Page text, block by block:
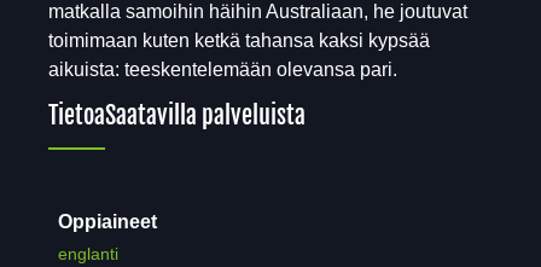
matkalla samoihin häihin Australiaan, he joutuvat
toimimaan kuten ketkä tahansa kaksi kypsää
aikuista: teeskentelemään olevansa pari.
TietoaSaatavilla palveluista
Oppiaineet
englanti